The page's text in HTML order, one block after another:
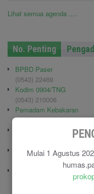
Mulai 1 Agustus
Lihat semua agenda ....
No. Penting
BPBD Paser
(0543) 22469
Kodim 0904/TNG
(0543) 210006
Pemadam Kebakaran
(0543) 21113
Polisi Pamong Praja
Polres Paser
RSU Panglima Sebaya